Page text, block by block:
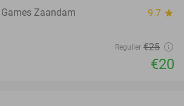
Zaandam 9.7 star
Regulier €25
€20